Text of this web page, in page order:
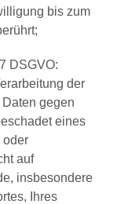
bis zum
DSGVO:
der
gegen
eines
oder
auf
insbesondere
Ihres